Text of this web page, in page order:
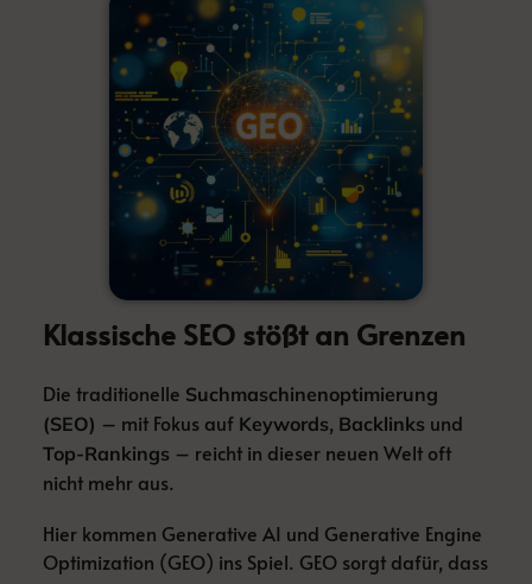
Klassische SEO stößt an Grenzen
Die traditionelle Suchmaschinenoptimierung
(SEO) – mit Fokus auf Keywords, Backlinks und
Top-Rankings – reicht in dieser neuen Welt oft
nicht mehr aus.
Hier kommen Generative AI und Generative Engine
Optimization (GEO) ins Spiel. GEO sorgt dafür, dass